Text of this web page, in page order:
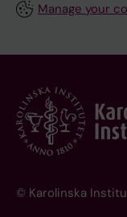
Manage your
© Karolinska